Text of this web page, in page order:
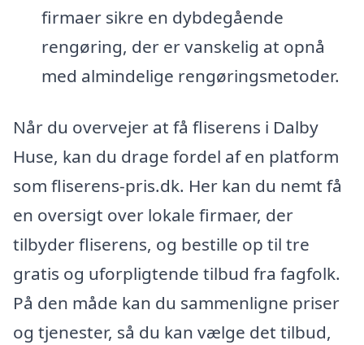
firmaer sikre en dybdegående
rengøring, der er vanskelig at opnå
med almindelige rengøringsmetoder.
Når du overvejer at få fliserens i Dalby
Huse, kan du drage fordel af en platform
som fliserens-pris.dk. Her kan du nemt få
en oversigt over lokale firmaer, der
tilbyder fliserens, og bestille op til tre
gratis og uforpligtende tilbud fra fagfolk.
På den måde kan du sammenligne priser
og tjenester, så du kan vælge det tilbud,